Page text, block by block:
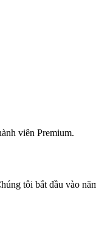
viên Premium.
tôi bắt đầu vào